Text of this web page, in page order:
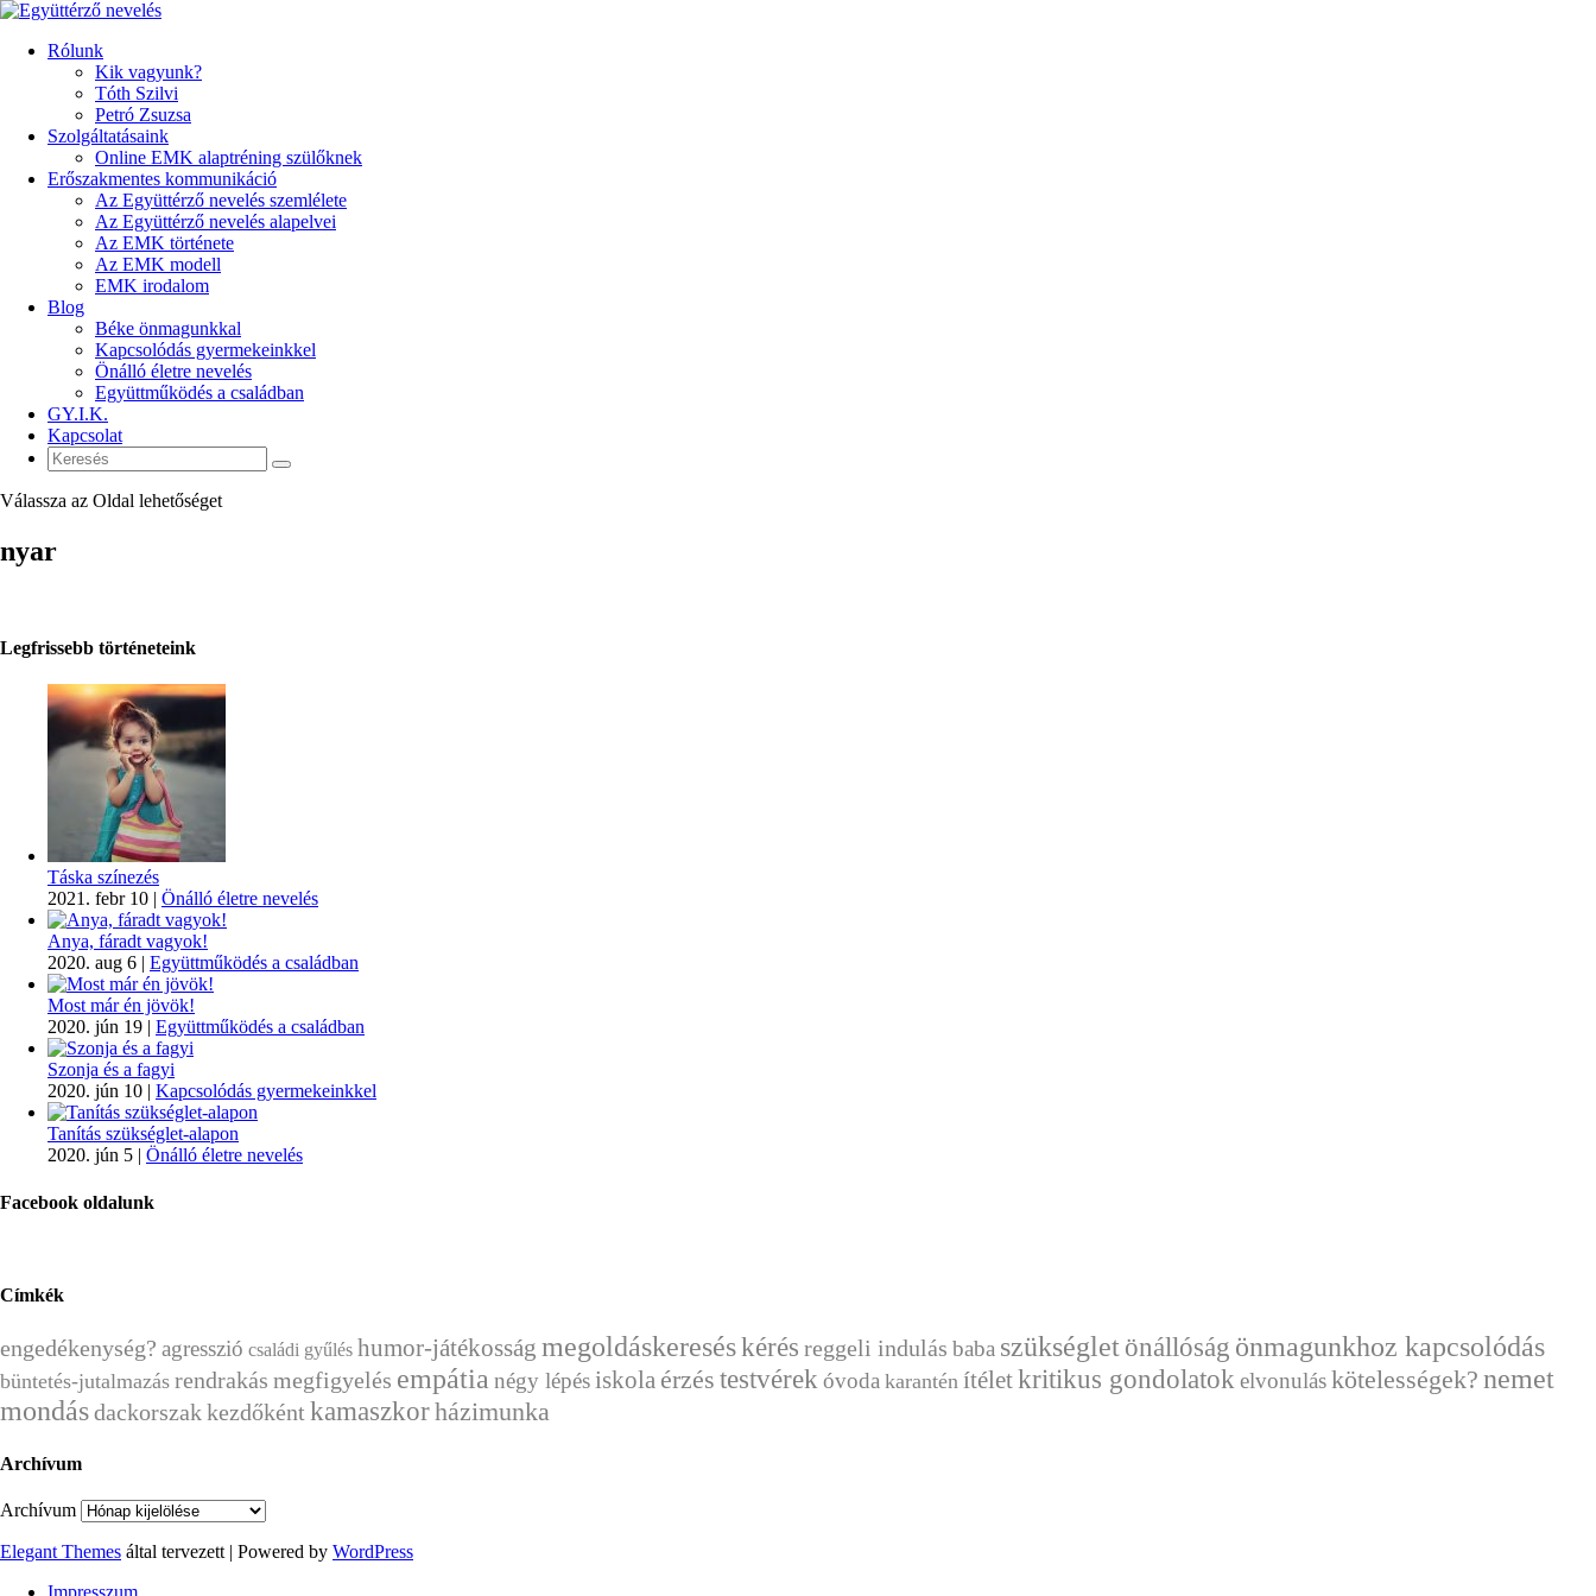
Rólunk
Kik vagyunk?
Tóth Szilvi
Petró Zsuzsa
Szolgáltatásaink
Online EMK alaptréning szülőknek
Erőszakmentes kommunikáció
Az Együttérző nevelés szemlélete
Az Együttérző nevelés alapelvei
Az EMK története
Az EMK modell
EMK irodalom
Blog
Béke önmagunkkal
Kapcsolódás gyermekeinkkel
Önálló életre nevelés
Együttműködés a családban
GY.I.K.
Kapcsolat
Válassza az Oldal lehetőséget
nyar
Legfrissebb történeteink
Táska színezés
2021. febr 10 | Önálló életre nevelés
Anya, fáradt vagyok!
2020. aug 6 | Együttműködés a családban
Most már én jövök!
2020. jún 19 | Együttműködés a családban
Szonja és a fagyi
2020. jún 10 | Kapcsolódás gyermekeinkkel
Tanítás szükséglet-alapon
2020. jún 5 | Önálló életre nevelés
Facebook oldalunk
Címkék
engedékenység? agresszió családi gyűlés humor-játékosság megoldáskereséskérés reggeli indulás baba szükségletönállóság önmagunkhoz kapcsolódás
büntetés-jutalmazás rendrakás megfigyelés empátia négy lépésiskola érzés testvérekóvoda karantén ítéletkritikus gondolatokelvonuláskötelességek? nemet
mondásdackorszakkezdőkéntkamaszkorházimunka
Archívum
Archívum
Elegant Themes által tervezett | Powered by WordPress
Impresszum